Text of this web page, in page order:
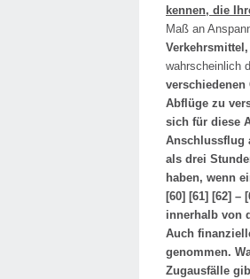
kennen, die
Maß an
wahrscheinlich
verschiedenen
Abflüge zu
sich für diese
Anschlussflug
als drei
haben, wenn
[60] [61] [62] –
innerhalb von
Auch
genommen.
Zugausfälle